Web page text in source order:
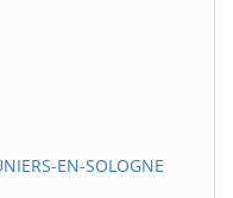
EN-SOLOGNE